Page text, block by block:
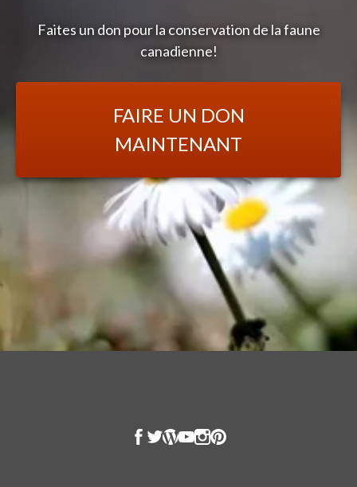
Faites un don pour la conservation de la faune
canadienne!
FAIRE UN DON
MAINTENANT